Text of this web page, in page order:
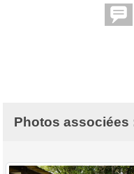
Photos associées